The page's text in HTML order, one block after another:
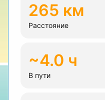
265 км
Расстояние
~4.0 ч
В пути